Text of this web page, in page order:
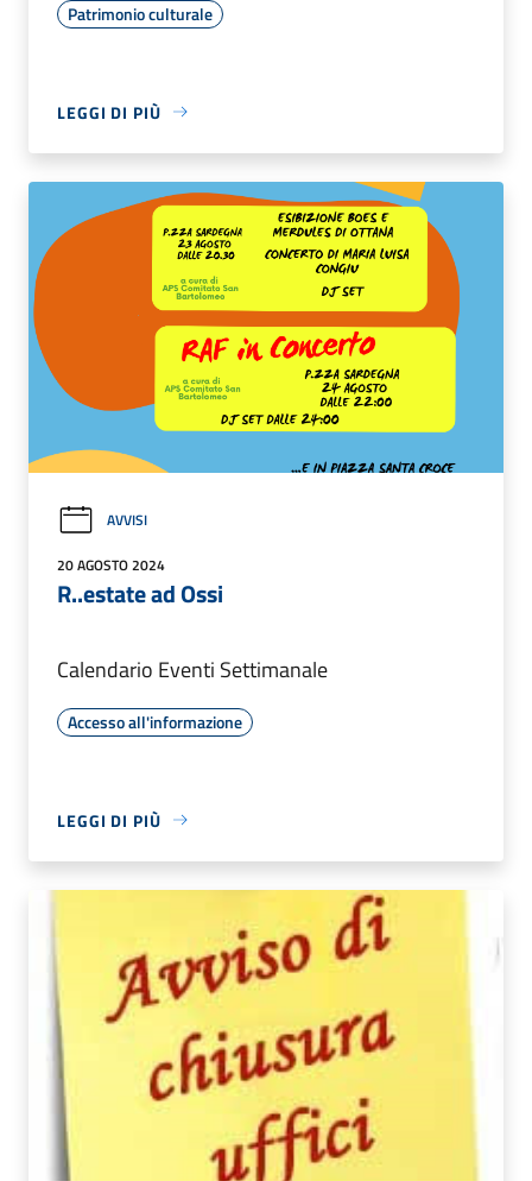
Patrimonio culturale
LEGGI DI PIÙ
AVVISI
20 AGOSTO 2024
R..estate ad Ossi
Calendario Eventi Settimanale
Accesso all'informazione
LEGGI DI PIÙ